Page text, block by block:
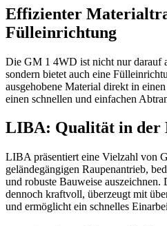
Effizienter
Fülleinrichtung
Die GM 1 4WD ist nicht nur darauf
sondern bietet auch eine
ausgehobene Material direkt in
einen schnellen und einfachen
LIBA: Qualität in der
LIBA präsentiert eine Vielzahl von
geländegängigen Raupenantrieb,
und robuste Bauweise
dennoch kraftvoll, überzeugt mit
und ermöglicht ein schnelles